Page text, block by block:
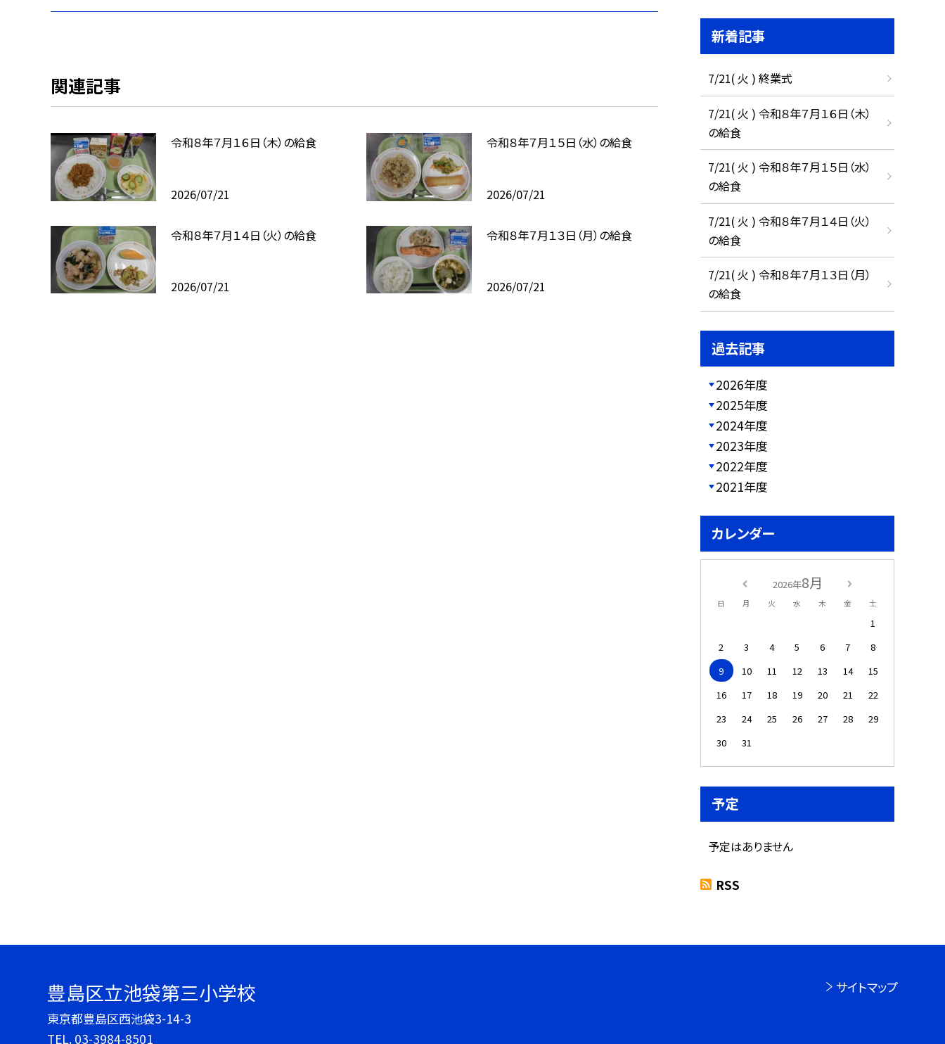
関連記事
令和８年７月１６日（木）の給食
2026/07/21
令和８年７月１５日（水）の給食
2026/07/21
令和８年７月１４日（火）の給食
2026/07/21
令和８年７月１３日（月）の給食
2026/07/21
新着記事
7/21( 火 ) 終業式
7/21( 火 ) 令和８年７月１６日（木）
の給食
7/21( 火 ) 令和８年７月１５日（水）
の給食
7/21( 火 ) 令和８年７月１４日（火）
の給食
7/21( 火 ) 令和８年７月１３日（月）
の給食
過去記事
2026年度
2025年度
2024年度
2023年度
2022年度
2021年度
カレンダー
2026年8月
日 月 火 水 木 金 土
1
2
3 4 5 6 7
8
9
10 11 12 13 14
15
16
17 18 19 20 21
22
23
24 25 26 27 28
29
30
31
予定
予定はありません
RSS
豊島区立池袋第三小学校
東京都豊島区西池袋3-14-3
TEL. 03-3984-8501
サイトマップ